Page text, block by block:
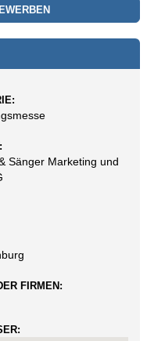
Sänger Marketing und
FIRMEN: